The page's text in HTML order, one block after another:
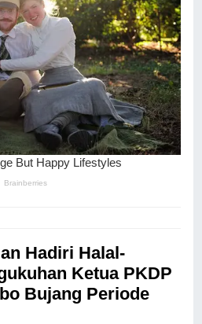
Hadiri Halal-
Ketua PKDP
Bujang Periode